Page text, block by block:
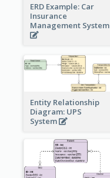
ERD Example: Car
Insurance
Management System
Entity Relationship
Diagram: UPS
System